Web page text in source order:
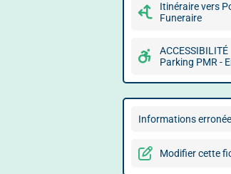
Itinéraire vers
Funeraire
ACCESSIBILITÉ
Parking PMR -
Informations
Modifier cette